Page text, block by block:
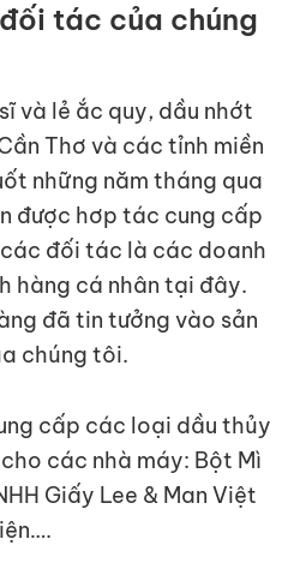
tác của chúng
và lẻ ắc quy, dầu nhớt
Thơ và các tỉnh miền
những năm tháng qua
được hơp tác cung cấp
đối tác là các doanh
hàng cá nhân tại đây.
đã tin tưởng vào sản
chúng tôi.
cấp các loại dầu thủy
các nhà máy: Bột Mì
Giấy Lee & Man Việt